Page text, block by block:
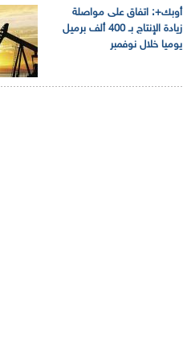
أوبك+: اتفاق على مواصلة
زيادة الإنتاج بـ 400 ألف برميل
يوميا خلال نوفمبر